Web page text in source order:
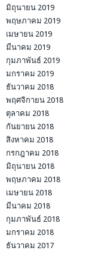
มิถุนายน 2019
พฤษภาคม 2019
เมษายน 2019
มีนาคม 2019
กุมภาพันธ์ 2019
มกราคม 2019
ธันวาคม 2018
พฤศจิกายน 2018
ตุลาคม 2018
กันยายน 2018
สิงหาคม 2018
กรกฎาคม 2018
มิถุนายน 2018
พฤษภาคม 2018
เมษายน 2018
มีนาคม 2018
กุมภาพันธ์ 2018
มกราคม 2018
ธันวาคม 2017